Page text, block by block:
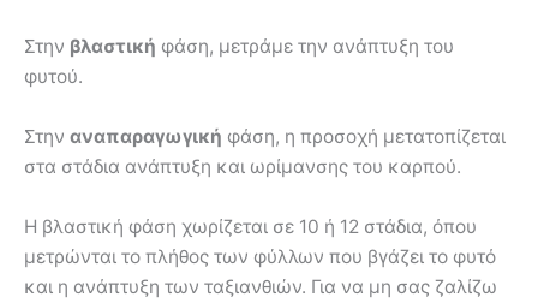
Στην βλαστική φάση, μετράμε την ανάπτυξη του
φυτού.
Στην αναπαραγωγική φάση, η προσοχή μετατοπίζεται
στα στάδια ανάπτυξη και ωρίμανσης του καρπού.
Η βλαστική φάση χωρίζεται σε 10 ή 12 στάδια, όπου
μετρώνται το πλήθος των φύλλων που βγάζει το φυτό
και η ανάπτυξη των ταξιανθιών. Για να μη σας ζαλίζω